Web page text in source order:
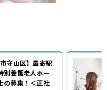
守山区】最寄駅
養護老人ホー
の募集！＜正社